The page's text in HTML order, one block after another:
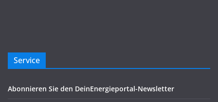
Service
Abonnieren Sie den DeinEnergieportal-Newsletter